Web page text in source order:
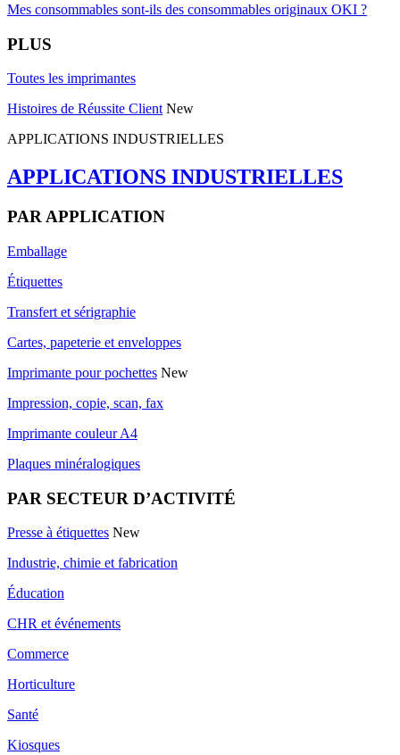
Mes consommables sont-ils des consommables originaux OKI ?
PLUS
Toutes les imprimantes
Histoires de Réussite Client New
APPLICATIONS INDUSTRIELLES
APPLICATIONS INDUSTRIELLES
PAR APPLICATION
Emballage
Étiquettes
Transfert et sérigraphie
Cartes, papeterie et enveloppes
Imprimante pour pochettes New
Impression, copie, scan, fax
Imprimante couleur A4
Plaques minéralogiques
PAR SECTEUR D’ACTIVITÉ
Presse à étiquettes New
Industrie, chimie et fabrication
Éducation
CHR et événements
Commerce
Horticulture
Santé
Kiosques